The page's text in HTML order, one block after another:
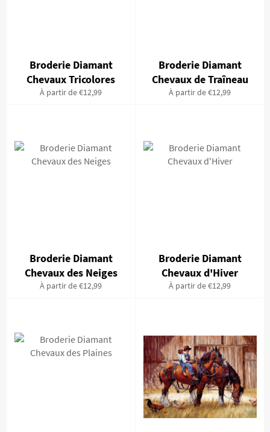
Broderie Diamant
Chevaux Tricolores
À partir de €12,99
Broderie Diamant
Chevaux de Traîneau
À partir de €12,99
Broderie Diamant
Chevaux des Neiges
À partir de €12,99
Broderie Diamant
Chevaux d'Hiver
À partir de €12,99